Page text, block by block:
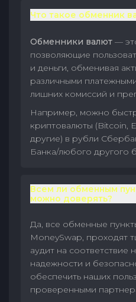
Что такое обменник
Обменники валют —
позволяющие
и деньги, обменивая
различными
лишних комиссий и
Например, можно
криптовалюты (Bitcoin,
другие) в рубли
Банка/любого другого
Всем ли обменным
можно доверять?
Да, все обменные
MoneySwap, проходят
аудит на соответствие
надежности и
обеспечить наших
проверенными